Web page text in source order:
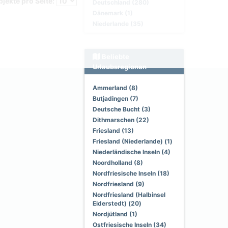
Urlaubsregionen
Ammerland (8)
Butjadingen (7)
Deutsche Bucht (3)
Dithmarschen (22)
Friesland (13)
Friesland (Niederlande) (1)
Niederländische Inseln (4)
Noordholland (8)
Nordfriesische Inseln (18)
Nordfriesland (9)
Nordfriesland (Halbinsel
Eiderstedt) (20)
Nordjütland (1)
Ostfriesische Inseln (34)